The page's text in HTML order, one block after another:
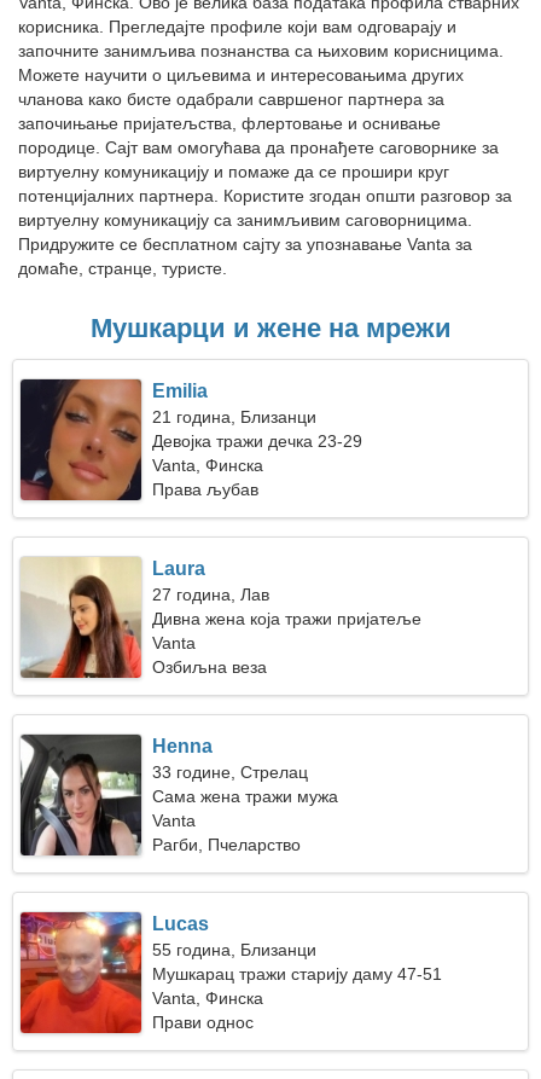
корисника. Прегледајте профиле који вам одговарају и
започните занимљива познанства са њиховим корисницима.
Можете научити о циљевима и интересовањима других
чланова како бисте одабрали савршеног партнера за
започињање пријатељства, флертовање и оснивање
породице. Сајт вам омогућава да пронађете саговорнике за
виртуелну комуникацију и помаже да се прошири круг
потенцијалних партнера. Користите згодан општи разговор за
виртуелну комуникацију са занимљивим саговорницима.
Придружите се бесплатном сајту за упознавање Vanta за
домаће, странце, туристе.
Мушкарци и жене на мрежи
Emilia
21 година, Близанци
Девојка тражи дечка 23-29
Vanta, Финска
Права љубав
Laura
27 година, Лав
Дивна жена која тражи пријатеље
Vanta
Озбиљна веза
Henna
33 године, Стрелац
Сама жена тражи мужа
Vanta
Рагби, Пчеларство
Lucas
55 година, Близанци
Мушкарац тражи старију даму 47-51
Vanta, Финска
Прави однос